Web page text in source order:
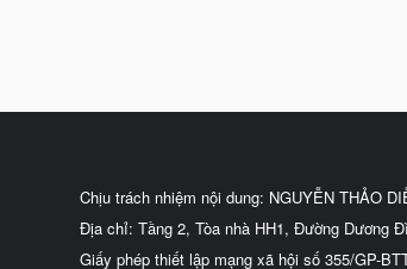
Chịu trách nhiệm nội dung: NGUYỄN THẢO
Địa chỉ: Tầng 2, Tòa nhà HH1, Đường Dương
Giấy phép thiết lập mạng xã hội số 355/GP-